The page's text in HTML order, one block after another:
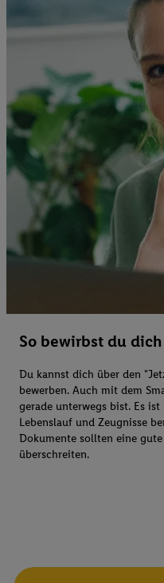
So bewirbst du
Du kannst dich über den
bewerben. Auch mit dem
gerade unterwegs bist. Es
Lebenslauf und Zeugnisse
Dokumente sollten eine
überschreiten.